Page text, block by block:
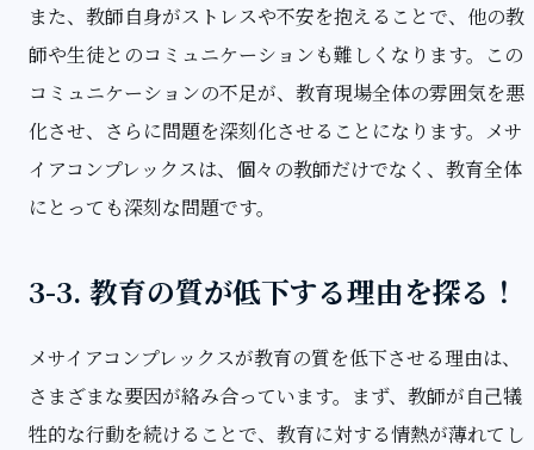
また、教師自身がストレスや不安を抱えることで、他の教
師や生徒とのコミュニケーションも難しくなります。この
コミュニケーションの不足が、教育現場全体の雰囲気を悪
化させ、さらに問題を深刻化させることになります。メサ
イアコンプレックスは、個々の教師だけでなく、教育全体
にとっても深刻な問題です。
3-3. 教育の質が低下する理由を探る！
メサイアコンプレックスが教育の質を低下させる理由は、
さまざまな要因が絡み合っています。まず、教師が自己犠
牲的な行動を続けることで、教育に対する情熱が薄れてし